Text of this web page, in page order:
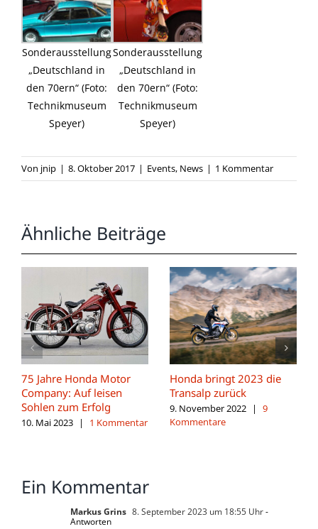
Sonderausstellung
„Deutschland in
den 70ern“ (Foto:
Technikmuseum
Speyer)
Sonderausstellung
„Deutschland in
den 70ern“ (Foto:
Technikmuseum
Speyer)
Von jnip | 8. Oktober 2017 | Events, News | 1 Kommentar
Ähnliche Beiträge
75 Jahre Honda Motor
Company: Auf leisen
Sohlen zum Erfolg
10. Mai 2023 | 1 Kommentar
Honda bringt 2023 die
Transalp zurück
9. November 2022 |
9
Kommentare
Ein Kommentar
Markus Grins 8. September 2023 um 18:55 Uhr-
Antworten